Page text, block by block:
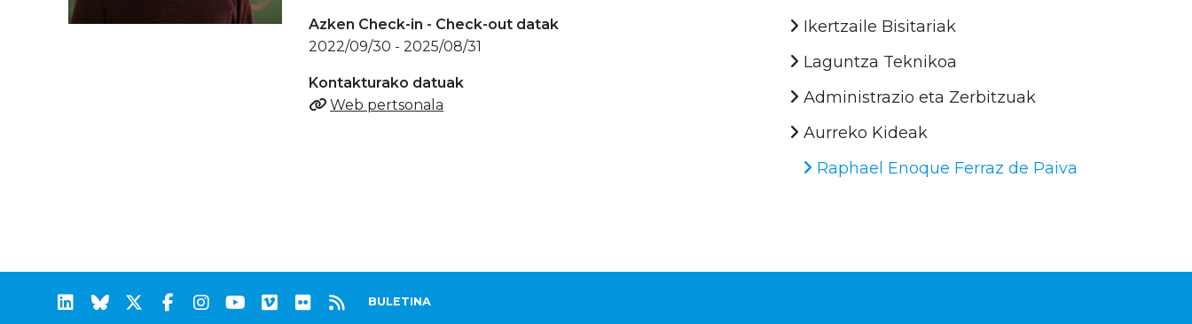
Azken Check-in - Check-out datak
2022/09/30 - 2025/08/31
Kontakturako datuak
Web pertsonala
Ikertzaile Bisitariak
Laguntza Teknikoa
Administrazio eta Zerbitzuak
Aurreko Kideak
Raphael Enoque Ferraz de Paiva
BULETINA